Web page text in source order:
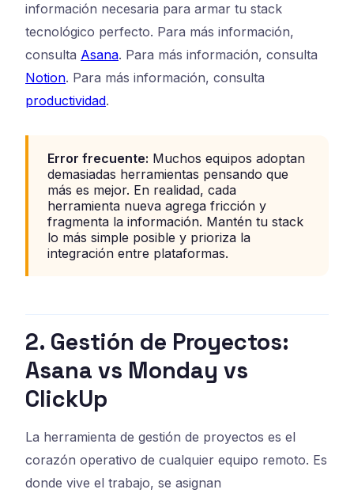
información necesaria para armar tu stack
tecnológico perfecto. Para más información,
consulta Asana. Para más información, consulta
Notion. Para más información, consulta
productividad.
Error frecuente: Muchos equipos adoptan
demasiadas herramientas pensando que
más es mejor. En realidad, cada
herramienta nueva agrega fricción y
fragmenta la información. Mantén tu stack
lo más simple posible y prioriza la
integración entre plataformas.
2. Gestión de Proyectos:
Asana vs Monday vs
ClickUp
La herramienta de gestión de proyectos es el
corazón operativo de cualquier equipo remoto. Es
donde vive el trabajo, se asignan